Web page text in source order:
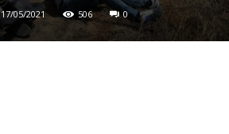
17/05/2021 506 0